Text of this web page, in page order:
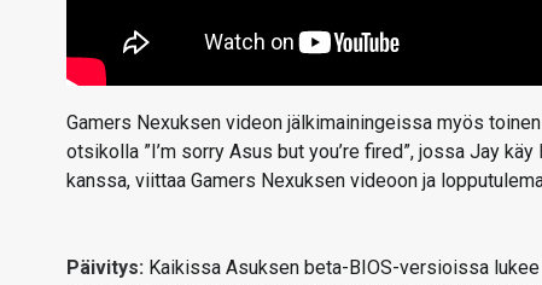
Gamers Nexuksen videon jälkimainingeissa myös
otsikolla ”I’m sorry Asus but you’re fired”, jossa Jay
kanssa, viittaa Gamers Nexuksen videoon ja
Päivitys: Kaikissa Asuksen beta-BIOS-versioissa